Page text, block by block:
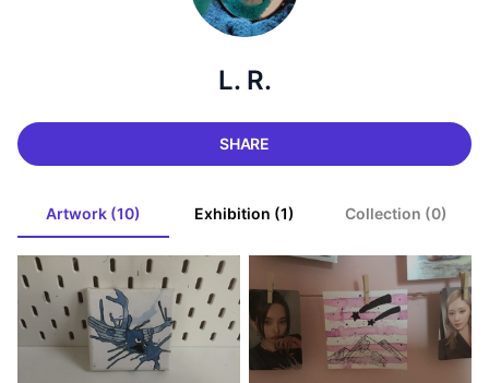
L. R.
SHARE
Artwork (10) Exhibition (1) Collection (0)